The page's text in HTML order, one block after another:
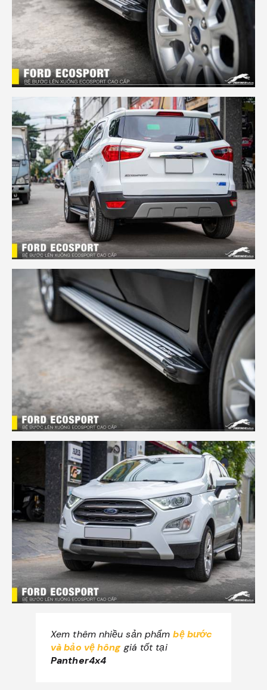
Xem thêm nhiều sản phẩmbệ bước
và bảo vệ hônggiá tốt tại
Panther4x4